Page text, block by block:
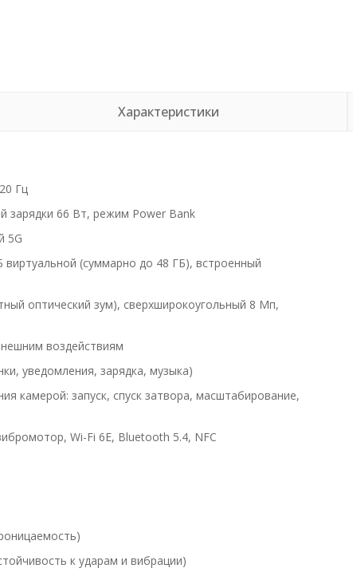
Характеристики
Гц
зарядки 66 Вт, режим Power Bank
5G
(суммарно до 48 ГБ), встроенный
оптический зум), сверхширокоугольный 8 Мп,
воздействиям
уведомления, зарядка, музыка)
камерой: запуск, спуск затвора, масштабирование,
Wi-Fi 6E, Bluetooth 5.4, NFC
к ударам и вибрации)